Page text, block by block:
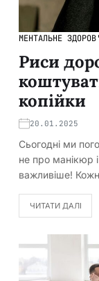
МЕНТАЛЬНЕ
Риси
копійки
20.01.2025
Сьогодні ми
не про манікюр
важливіше!
ЧИТАТИ ДАЛІ